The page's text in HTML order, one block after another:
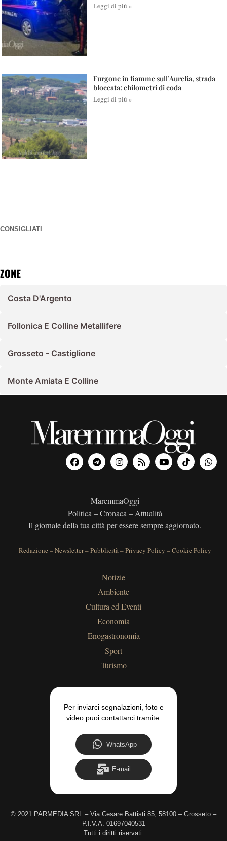
Leggi di più »
Furgone in fiamme sull’Aurelia, strada
bloccata: chilometri di coda
Leggi di più »
CONSIGLIATI
ZONE
Costa D'Argento
Follonica E Colline Metallifere
Grosseto - Castiglione
Monte Amiata E Colline
MaremmaOggi
Politica – Cronaca – Attualità
Il giornale della tua città per essere sempre aggiornato.
Redazione –Newsletter–Pubblicità–Privacy Policy –Cookie Policy
Notizie
Ambiente
Cultura ed Eventi
Economia
Enogastronomia
Sport
Turismo
Per inviarci segnalazioni, foto e
video puoi contattarci tramite:
WhatsApp
E-mail
© 2021 PARMEDIA SRL – Via Cesare Battisti 85, 58100 – Grosseto –
P.I.V.A. 01697040531
Tutti i diritti riservati.